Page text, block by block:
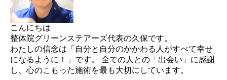
こんにちは
整体院グリーンステアーズ代表の久保です。
わたしの信念は「自分と自分のかかわる人がすべて幸せ
になるように！」です。 全ての人との「出会い」に感謝
し、心のこもった施術を最も大切にしています。